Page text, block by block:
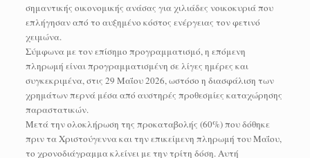
σημαντικής οικονομικής ανάσας για χιλιάδες νοικοκυριά που
επλήγησαν από το αυξημένο κόστος ενέργειας τον φετινό
χειμώνα.
Σύμφωνα με τον επίσημο προγραμματισμό, η επόμενη
πληρωμή είναι προγραμματισμένη σε λίγες ημέρες και
συγκεκριμένα, στις 29 Μαΐου 2026, ωστόσο η διασφάλιση των
χρημάτων περνά μέσα από αυστηρές προθεσμίες καταχώρησης
παραστατικών.
Μετά την ολοκλήρωση της προκαταβολής (60%) που δόθηκε
πριν τα Χριστούγεννα και την επικείμενη πληρωμή του Μαΐου,
το χρονοδιάγραμμα κλείνει με την τρίτη δόση. Αυτή